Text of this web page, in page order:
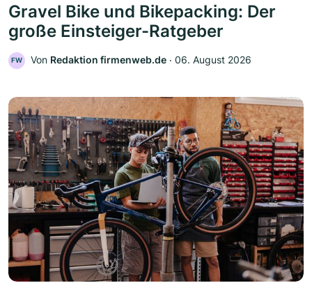
Gravel Bike und Bikepacking: Der
große Einsteiger-Ratgeber
FW Von Redaktion firmenweb.de ‧ 06. August 2026